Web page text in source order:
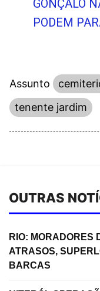
GONÇALO
PODEM
Assunto
tenente jardim
OUTRAS
RIO: MORADORES
ATRASOS,
BARCAS